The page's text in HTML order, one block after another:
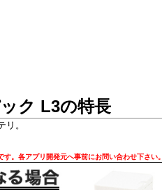
ク L3の特長
。
。各アプリ開発元へ事前にお問い合わせ下さい。